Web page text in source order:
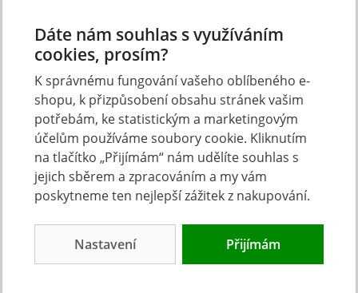
Přidat vlastní hodnocení
Tradice
23 let na trhu
Zboží skladem
Zázemí kamenné
prodejny
Dáte nám souhlas s využíváním
cookies, prosím?
K správnému fungování vašeho oblíbeného e-
shopu, k přizpůsobení obsahu stránek vašim
potřebám, ke statistickým a marketingovým
účelům používáme soubory cookie. Kliknutím
na tlačítko „Přijímám“ nám udělíte souhlas s
jejich sběrem a zpracováním a my vám
poskytneme ten nejlepší zážitek z nakupování.
Nastavení Přijímám